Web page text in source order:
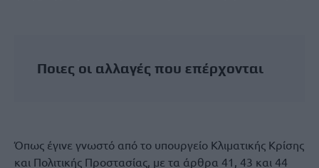
Ποιες οι αλλαγές που επέρχονται
Όπως έγινε γνωστό από το υπουργείο Κλιματικής Κρίσης
και Πολιτικής Προστασίας, με τα άρθρα 41, 43 και 44